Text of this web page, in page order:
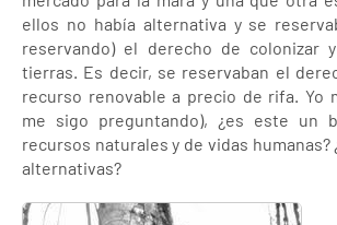
ellos no había alternativa y se
reservando) el derecho de colonizar
tierras. Es decir, se reservaban el
recurso renovable a precio de rifa. Yo
me sigo preguntando), ¿es este un
recursos naturales y de vidas
alternativas?